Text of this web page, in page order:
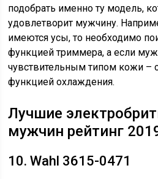
подобрать именно ту модель,
удовлетворит мужчину.
имеются усы, то необходимо
функцией триммера, а если
чувствительным типом кожи –
функцией охлаждения.
Лучшие
мужчин рейтинг
10. Wahl 3615-0471